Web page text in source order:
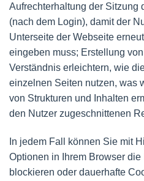
Aufrechterhaltung der Sitzung
(nach dem Login), damit der
Unterseite der Webseite
eingeben muss; Erstellung
Verständnis erleichtern, wie
einzelnen Seiten nutzen, was
von Strukturen und Inhalten
den Nutzer zugeschnittenen
In jedem Fall können Sie mit
Optionen in Ihrem Browser
blockieren oder dauerhafte